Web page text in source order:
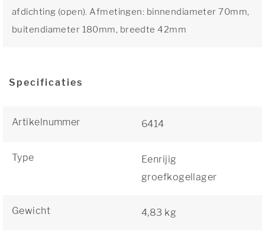
afdichting (open). Afmetingen: binnendiameter 70mm,
buitendiameter 180mm, breedte 42mm
Specificaties
Artikelnummer 6414
Type
Eenrijig
groefkogellager
Gewicht 4,83 kg